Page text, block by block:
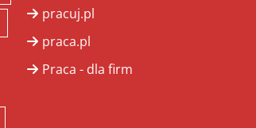
pracuj.pl
praca.pl
Praca - dla firm